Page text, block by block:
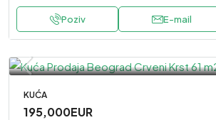
Poziv E-mail
KUĆA
195,000EUR